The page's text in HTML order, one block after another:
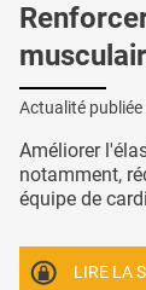
Actualité publiée
Améliorer
notamment,
équipe de
LIRE LA